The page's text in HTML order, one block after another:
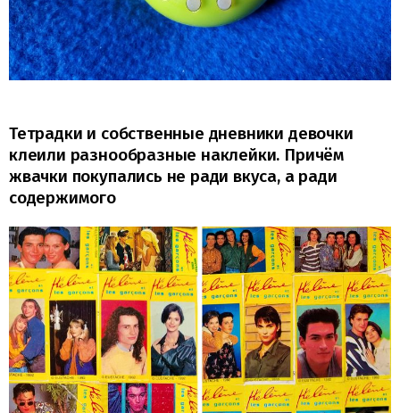
Тетрадки и собственные дневники девочки
клеили разнообразные наклейки. Причём
жвачки покупались не ради вкуса, а ради
содержимого